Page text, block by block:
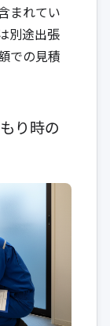
まれてい
別途出張
での見積
り時の